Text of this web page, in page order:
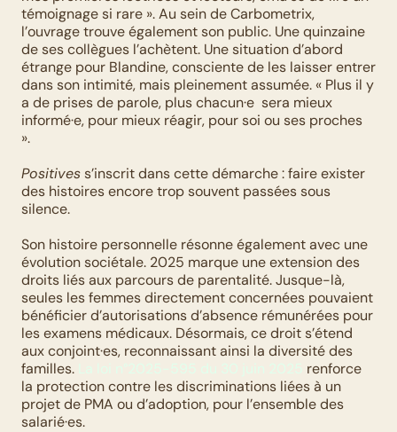
témoignage si rare ». Au sein de Carbometrix,
l’ouvrage trouve également son public. Une quinzaine
de ses collègues l’achètent. Une situation d’abord
étrange pour Blandine, consciente de les laisser entrer
dans son intimité, mais pleinement assumée. « Plus il y
a de prises de parole, plus chacun·e  sera mieux
informé·e, pour mieux réagir, pour soi ou ses proches
».
Positives s’inscrit dans cette démarche : faire exister
des histoires encore trop souvent passées sous
silence.
Son histoire personnelle résonne également avec une
évolution sociétale. 2025 marque une extension des
droits liés aux parcours de parentalité. Jusque-là,
seules les femmes directement concernées pouvaient
bénéficier d’autorisations d’absence rémunérées pour
les examens médicaux. Désormais, ce droit s’étend
aux conjoint·es, reconnaissant ainsi la diversité des
familles.
renforce
la protection contre les discriminations liées à un
projet de PMA ou d’adoption, pour l’ensemble des
salarié·es.